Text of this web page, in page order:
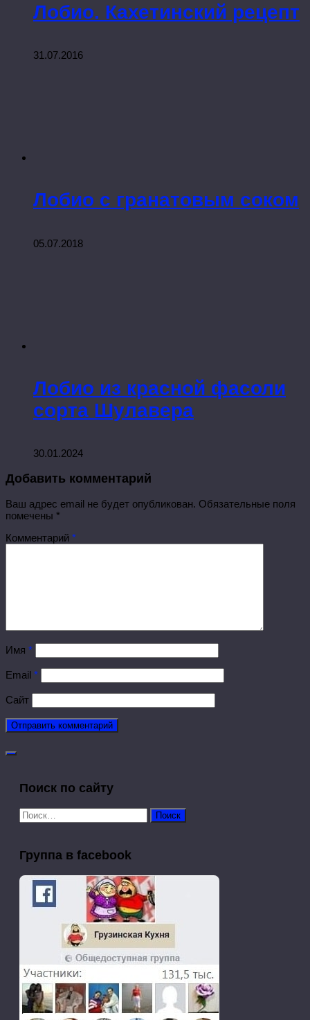
Лобио. Кахетинский рецепт
31.07.2016
Лобио с гранатовым соком
05.07.2018
Лобио из красной фасоли
сорта Шулавера
30.01.2024
Добавить комментарий
Ваш адрес email не будет опубликован. Обязательные поля
помечены *
Комментарий *
Имя *
Email *
Сайт
Поиск по сайту
Найти:
Группа в facebook